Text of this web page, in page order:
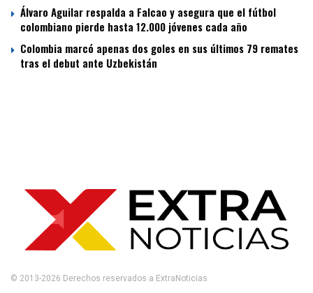
Álvaro Aguilar respalda a Falcao y asegura que el fútbol
colombiano pierde hasta 12.000 jóvenes cada año
Colombia marcó apenas dos goles en sus últimos 79 remates
tras el debut ante Uzbekistán
© 2013-2026 Derechos reservados a ExtraNoticias